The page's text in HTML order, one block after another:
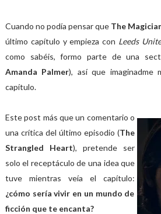
Cuando no podía pensar que The
último capítulo y empieza con Leeds
como sabéis, formo parte de una
Amanda Palmer), así que imaginadme
capítulo.
Este post más que un comentario o
una crítica del último episodio (The
Strangled Heart), pretende ser
solo el receptáculo de una idea que
tuve mientras veía el capítulo:
¿cómo sería vivir en un mundo de
ficción que te encanta?